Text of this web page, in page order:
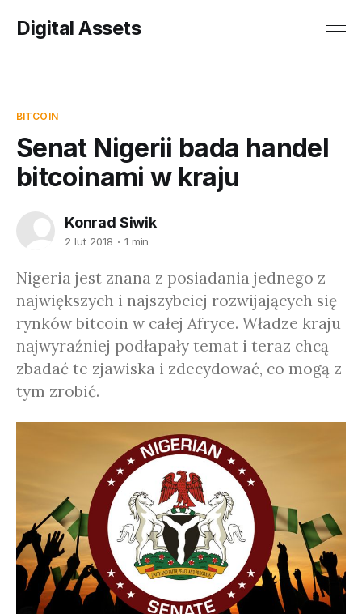
Digital Assets
BITCOIN
Senat Nigerii bada handel
bitcoinami w kraju
Konrad Siwik
2 lut 2018 1 min
Nigeria jest znana z posiadania jednego z
największych i najszybciej rozwijających się
rynków bitcoin w całej Afryce. Władze kraju
najwyraźniej podłapały temat i teraz chcą
zbadać te zjawiska i zdecydować, co mogą z
tym zrobić.